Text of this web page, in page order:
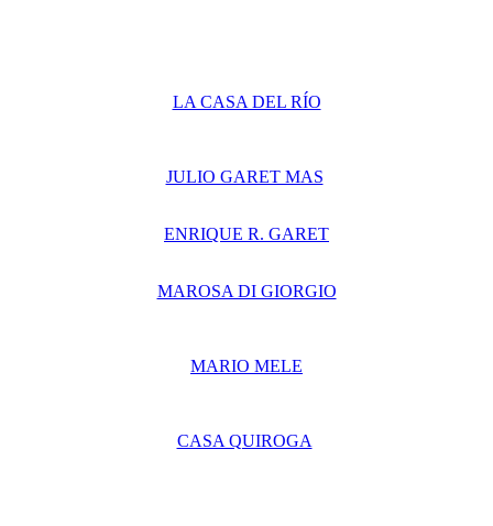
LA CASA DEL RÍO
JULIO GARET MAS
ENRIQUE R. GARET
MAROSA DI GIORGIO
MARIO MELE
CASA QUIROGA